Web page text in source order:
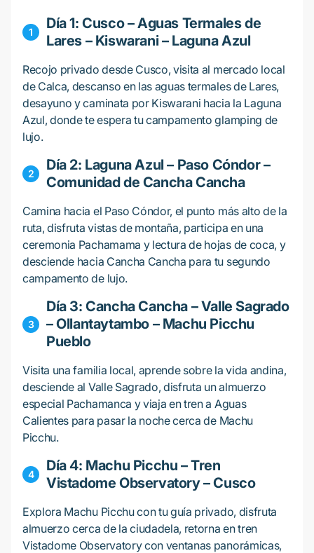
Día 1: Cusco – Aguas Termales de
Lares – Kiswarani – Laguna Azul
Recojo privado desde Cusco, visita al mercado local
de Calca, descanso en las aguas termales de Lares,
desayuno y caminata por Kiswarani hacia la Laguna
Azul, donde te espera tu campamento glamping de
lujo.
Día 2: Laguna Azul – Paso Cóndor –
Comunidad de Cancha Cancha
Camina hacia el Paso Cóndor, el punto más alto de la
ruta, disfruta vistas de montaña, participa en una
ceremonia Pachamama y lectura de hojas de coca, y
desciende hacia Cancha Cancha para tu segundo
campamento de lujo.
Día 3: Cancha Cancha – Valle Sagrado
– Ollantaytambo – Machu Picchu
Pueblo
Visita una familia local, aprende sobre la vida andina,
desciende al Valle Sagrado, disfruta un almuerzo
especial Pachamanca y viaja en tren a Aguas
Calientes para pasar la noche cerca de Machu
Picchu.
Día 4: Machu Picchu – Tren
Vistadome Observatory – Cusco
Explora Machu Picchu con tu guía privado, disfruta
almuerzo cerca de la ciudadela, retorna en tren
Vistadome Observatory con ventanas panorámicas,